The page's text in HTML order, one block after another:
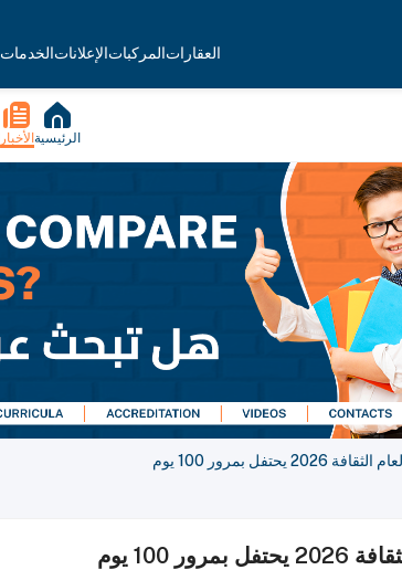
العقاراتالمركباتالإعلاناتالخدمات
الرئيسية الأخبار
بمرور 100 يوم
100 يوم